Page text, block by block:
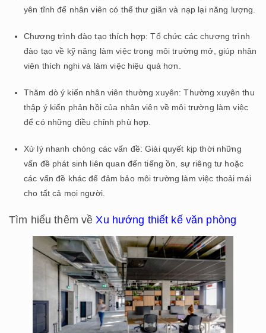
yên tĩnh để nhân viên có thể thư giãn và nạp lại năng lượng.
Chương trình đào tạo thích hợp: Tổ chức các chương trình
đào tạo về kỹ năng làm việc trong môi trường mở, giúp nhân
viên thích nghi và làm việc hiệu quả hơn.
Thăm dò ý kiến nhân viên thường xuyên: Thường xuyên thu
thập ý kiến phản hồi của nhân viên về môi trường làm việc
để có những điều chỉnh phù hợp.
Xử lý nhanh chóng các vấn đề: Giải quyết kịp thời những
vấn đề phát sinh liên quan đến tiếng ồn, sự riêng tư hoặc
các vấn đề khác để đảm bảo môi trường làm việc thoải mái
cho tất cả mọi người.
Tìm hiểu thêm về Xu hướng thiết kế văn phòng